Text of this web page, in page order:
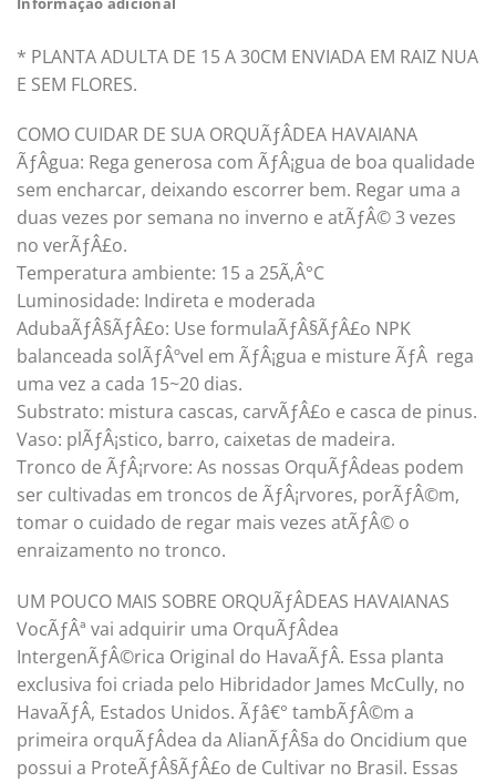
* PLANTA ADULTA DE 15 A 30CM ENVIADA EM RAIZ NUA
E SEM FLORES.
COMO CUIDAR DE SUA ORQUÃƒÂDEA HAVAIANA
ÃƒÂgua: Rega generosa com ÃƒÂ¡gua de boa qualidade
sem encharcar, deixando escorrer bem. Regar uma a
duas vezes por semana no inverno e atÃƒÂ© 3 vezes
no verÃƒÂ£o.
Temperatura ambiente: 15 a 25Ã‚Â°C
Luminosidade: Indireta e moderada
AdubaÃƒÂ§ÃƒÂ£o: Use formulaÃƒÂ§ÃƒÂ£o NPK
balanceada solÃƒÂºvel em ÃƒÂ¡gua e misture ÃƒÂ rega
uma vez a cada 15~20 dias.
Substrato: mistura cascas, carvÃƒÂ£o e casca de pinus.
Vaso: plÃƒÂ¡stico, barro, caixetas de madeira.
Tronco de ÃƒÂ¡rvore: As nossas OrquÃƒÂ­deas podem
ser cultivadas em troncos de ÃƒÂ¡rvores, porÃƒÂ©m,
tomar o cuidado de regar mais vezes atÃƒÂ© o
enraizamento no tronco.
UM POUCO MAIS SOBRE ORQUÃƒÂDEAS HAVAIANAS
VocÃƒÂª vai adquirir uma OrquÃƒÂ­dea
IntergenÃƒÂ©rica Original do HavaÃƒÂ­. Essa planta
exclusiva foi criada pelo Hibridador James McCully, no
HavaÃƒÂ­, Estados Unidos. Ãƒâ€° tambÃƒÂ©m a
primeira orquÃƒÂ­dea da AlianÃƒÂ§a do Oncidium que
possui a ProteÃƒÂ§ÃƒÂ£o de Cultivar no Brasil. Essas